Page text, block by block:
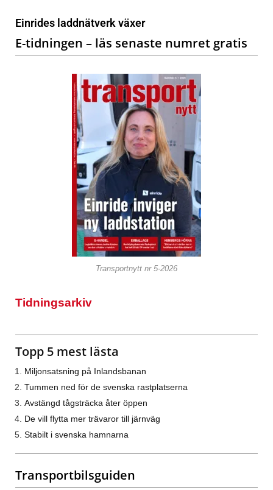
Einrides laddnätverk växer
E-tidningen – läs senaste numret gratis
Transportnytt nr 5-2026
Tidningsarkiv
Topp 5 mest lästa
Miljonsatsning på Inlandsbanan
Tummen ned för de svenska rastplatserna
Avstängd tågsträcka åter öppen
De vill flytta mer trävaror till järnväg
Stabilt i svenska hamnarna
Transportbilsguiden